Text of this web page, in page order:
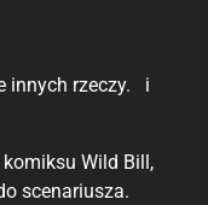
innych rzeczy. i
komiksu Wild Bill,
scenariusza.